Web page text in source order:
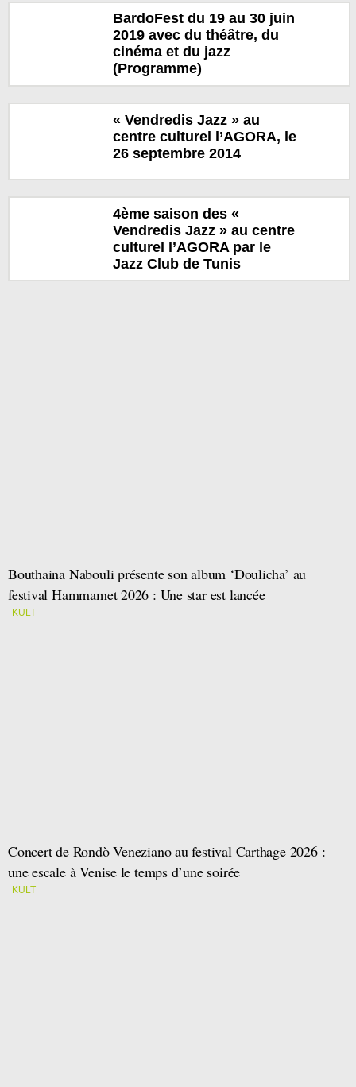
BardoFest du 19 au 30 juin
2019 avec du théâtre, du
cinéma et du jazz
(Programme)
« Vendredis Jazz » au
centre culturel l’AGORA, le
26 septembre 2014
4ème saison des «
Vendredis Jazz » au centre
culturel l’AGORA par le
Jazz Club de Tunis
Bouthaina Nabouli présente son album ‘Doulicha’ au
festival Hammamet 2026 : Une star est lancée
KULT
Concert de Rondò Veneziano au festival Carthage 2026 :
une escale à Venise le temps d’une soirée
KULT